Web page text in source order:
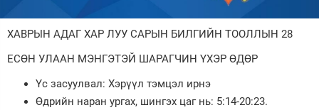
Нийгэм
Энтертайнмэнт
ХАВРЫН АДАГ ХАР ЛУУ САРЫН БИЛГИЙН ТООЛЛЫН 28
ЕСӨН УЛААН МЭНГЭТЭЙ ШАРАГЧИН ҮХЭР ӨДӨР
Үс засуулвал: Хэрүүл тэмцэл ирнэ
Өдрийн наран ургах, шингэх цаг нь: 5:14-20:23.